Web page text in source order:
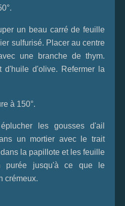
un beau carré de feuille
sulfurisé. Placer au centre
une branche de thym.
d'huile d'olive. Refermer la
à 150°.
les gousses d'ail
un mortier avec le trait
la papillote et les feuille
purée jusqu'à ce que le
crémeux.